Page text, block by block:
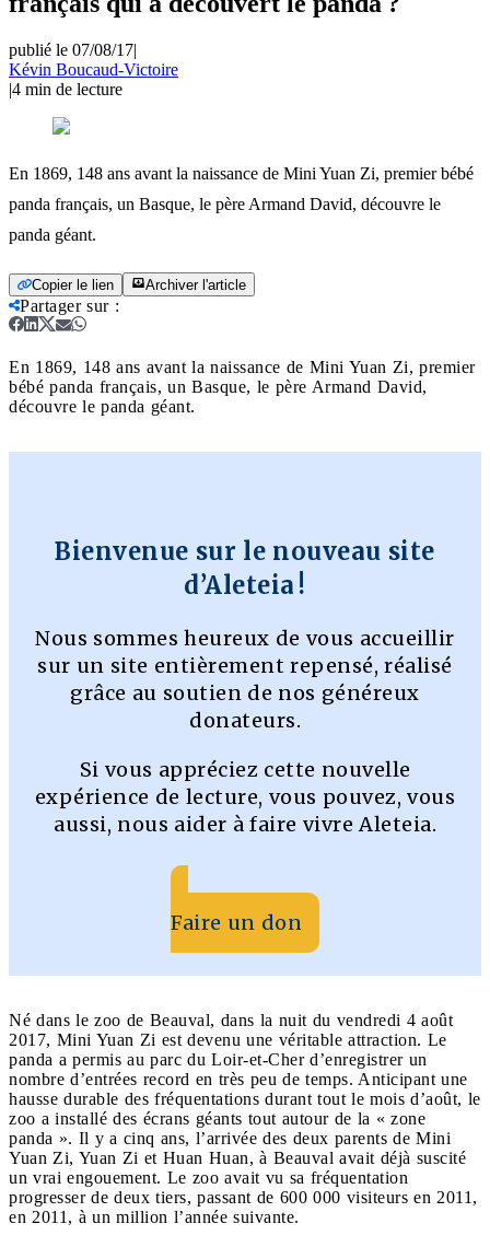
publié le 07/08/17|
Kévin Boucaud-Victoire
|4 min de lecture
En 1869, 148 ans avant la naissance de Mini Yuan Zi, premier bébé
panda français, un Basque, le père Armand David, découvre le
panda géant.
Copier le lien Archiver l'article
Partager sur:
En 1869, 148 ans avant la naissance de Mini Yuan Zi, premier
bébé panda français, un Basque, le père Armand David,
découvre le panda géant.
Bienvenue sur le nouveau site
d’Aleteia !
Nous sommes heureux de vous accueillir
sur un site entièrement repensé, réalisé
grâce au soutien de nos généreux
donateurs.
Si vous appréciez cette nouvelle
expérience de lecture, vous pouvez, vous
aussi, nous aider à faire vivre Aleteia.
Faire un don
Né dans le zoo de Beauval, dans la nuit du vendredi 4 août
2017, Mini Yuan Zi est devenu une véritable attraction. Le
panda a permis au parc du Loir-et-Cher d’enregistrer un
nombre d’entrées record en très peu de temps. Anticipant une
hausse durable des fréquentations durant tout le mois d’août, le
zoo a installé des écrans géants tout autour de la « zone
panda ». Il y a cinq ans, l’arrivée des deux parents de Mini
Yuan Zi, Yuan Zi et Huan Huan, à Beauval avait déjà suscité
un vrai engouement. Le zoo avait vu sa fréquentation
progresser de deux tiers, passant de 600 000 visiteurs en 2011,
en 2011, à un million l’année suivante.